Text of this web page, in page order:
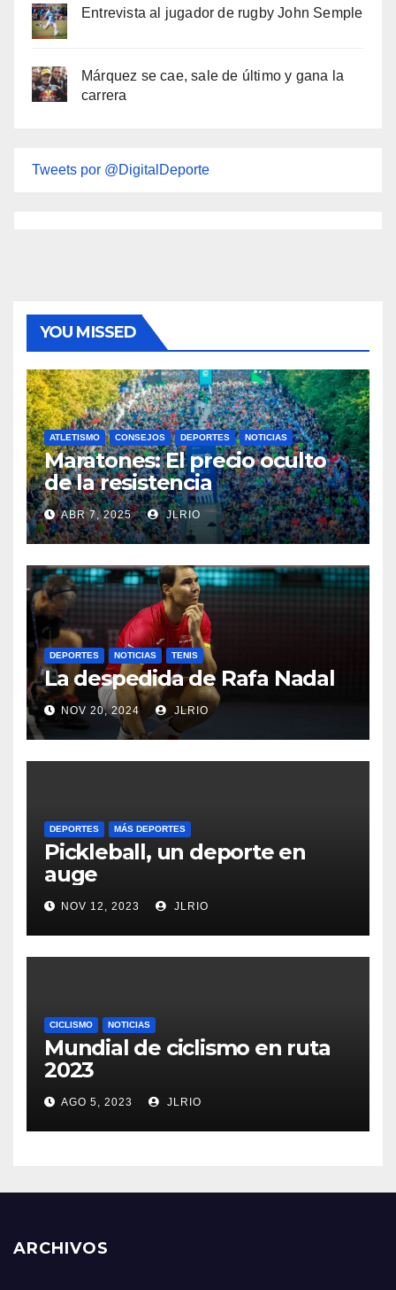
Entrevista al jugador de rugby John Semple
Márquez se cae, sale de último y gana la
carrera
Tweets por @DigitalDeporte
YOU MISSED
ATLETISMO CONSEJOS DEPORTES NOTICIAS
Maratones: El precio oculto
de la resistencia
ABR 7, 2025 JLRIO
DEPORTES NOTICIAS TENIS
La despedida de Rafa Nadal
NOV 20, 2024 JLRIO
DEPORTES MÁS DEPORTES
Pickleball, un deporte en
auge
NOV 12, 2023 JLRIO
CICLISMO NOTICIAS
Mundial de ciclismo en ruta
2023
AGO 5, 2023 JLRIO
ARCHIVOS